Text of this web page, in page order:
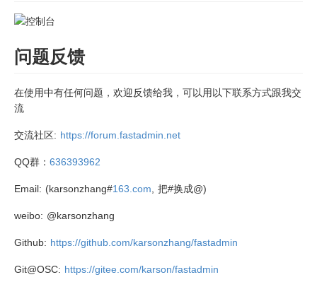
问题反馈
在使用中有任何问题，欢迎反馈给我，可以用以下联系方式跟我交
流
交流社区: https://forum.fastadmin.net
QQ群： 636393962
Email: (karsonzhang#163.com, 把#换成@)
weibo: @karsonzhang
Github: https://github.com/karsonzhang/fastadmin
Git@OSC: https://gitee.com/karson/fastadmin